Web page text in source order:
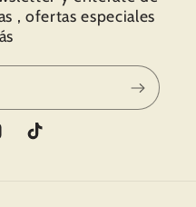
, ofertas especiales
TikTok